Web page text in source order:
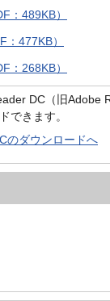
：489KB）
477KB）
：268KB）
DC（旧Adobe
できます。
のダウンロードへ